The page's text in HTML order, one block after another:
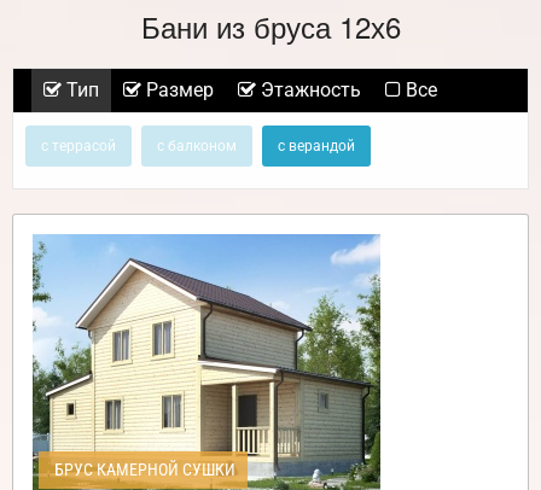
Бани из бруса 12х6
Тип Размер Этажность Все
с террасой с балконом с верандой
БРУС КАМЕРНОЙ СУШКИ